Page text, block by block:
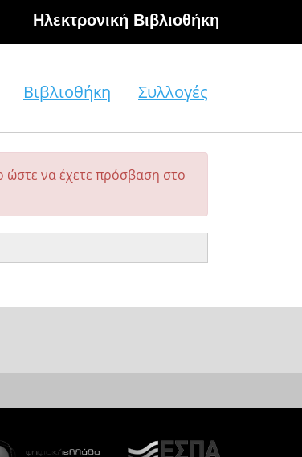
Hλεκτρονική Βιβλιοθήκη
Βιβλιοθήκη Συλλογές
να έχετε πρόσβαση στο